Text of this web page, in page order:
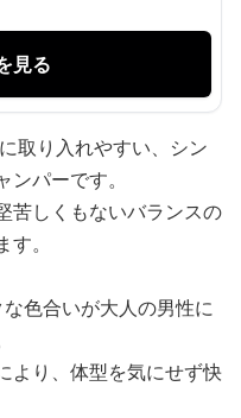
見る
取り入れやすい、シン
パーです。
苦しくもないバランスの
。
色合いが大人の男性に
より、体型を気にせず快